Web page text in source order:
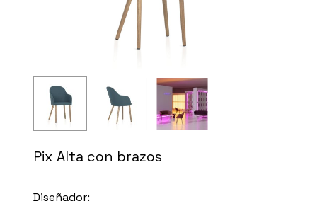
Pix Alta con brazos
Diseñador: